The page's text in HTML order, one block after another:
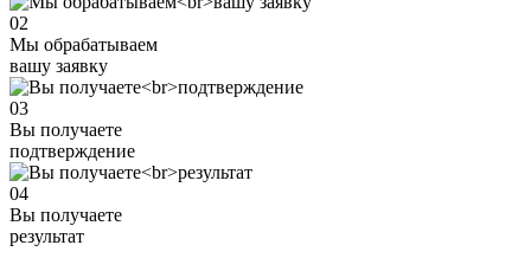
02
Мы обрабатываем
вашу заявку
03
Вы получаете
подтверждение
04
Вы получаете
результат